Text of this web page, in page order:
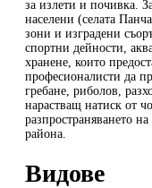
за излети и почивка.
населени (селата
зони и изградени
спортни дейности,
хранене, които
професионалисти да
гребане, риболов,
нарастващ натиск от
разпространяването
района.
Видове